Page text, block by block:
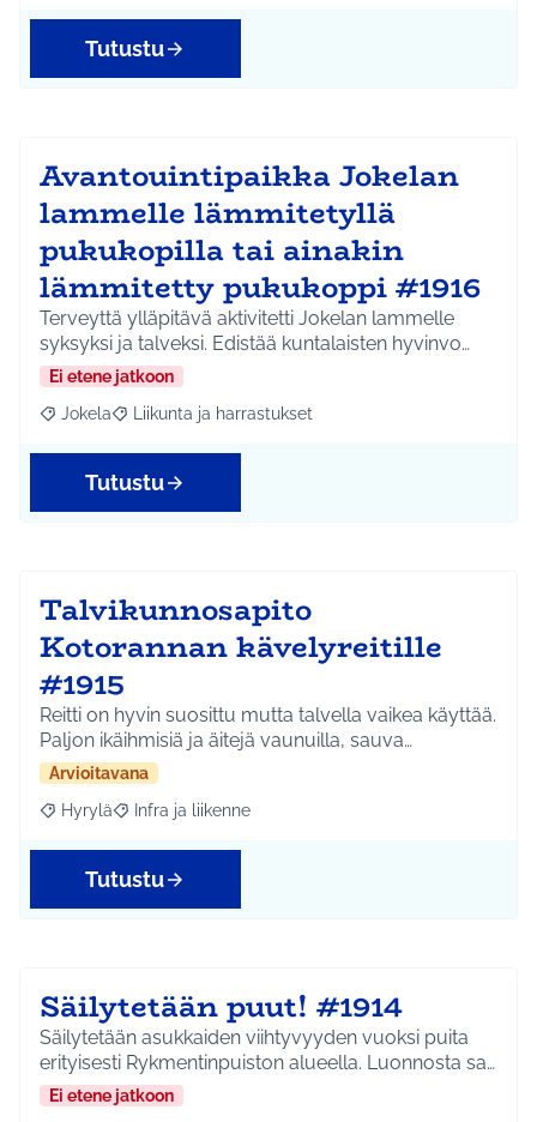
Tutustu
Avantouintipaikka Jokelan
lammelle lämmitetyllä
pukukopilla tai ainakin
lämmitetty pukukoppi #1916
Terveyttä ylläpitävä aktivitetti Jokelan lammelle
syksyksi ja talveksi. Edistää kuntalaisten hyvinvo…
Ei etene jatkoon
Rajaa tulokset aihepiirin mukaan: Jokela
Jokela Rajaa tulokset teeman mukaan: Liikunta ja
Liikunta ja harrastukset
Tutustu
Talvikunnosapito
Kotorannan kävelyreitille
#1915
Reitti on hyvin suosittu mutta talvella vaikea käyttää.
Paljon ikäihmisiä ja äitejä vaunuilla, sauva…
Arvioitavana
Rajaa tulokset aihepiirin mukaan: Hyrylä
Hyrylä Rajaa tulokset teeman mukaan: Infra ja liikenne
Infra ja liikenne
Tutustu
Säilytetään puut! #1914
Säilytetään asukkaiden viihtyvyyden vuoksi puita
erityisesti Rykmentinpuiston alueella. Luonnosta sa…
Ei etene jatkoon